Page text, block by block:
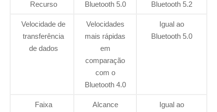
Recurso Bluetooth 5.0 Bluetooth 5.2
Velocidade de
transferência
de dados
Velocidades
mais rápidas
em
comparação
com o
Bluetooth 4.0
Igual ao
Bluetooth 5.0
Faixa
Alcance
Igual ao